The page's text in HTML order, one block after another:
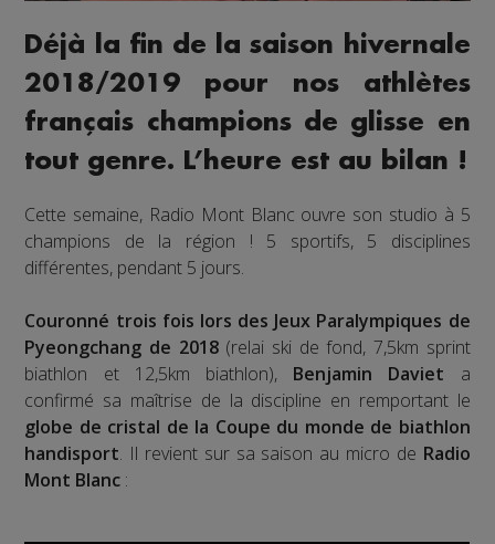
Déjà la fin de la saison hivernale
2018/2019 pour nos athlètes
français champions de glisse en
tout genre. L’heure est au bilan !
Cette semaine, Radio Mont Blanc ouvre son studio à 5
champions de la région ! 5 sportifs, 5 disciplines
différentes, pendant 5 jours.
Couronné trois fois lors des Jeux Paralympiques de
Pyeongchang de 2018(relai ski de fond, 7,5km sprint
biathlon et 12,5km biathlon), Benjamin Daviet a
confirmé sa maîtrise de la discipline en remportant le
globe de cristal de la Coupe du monde de biathlon
handisport. Il revient sur sa saison au micro de Radio
Mont Blanc :